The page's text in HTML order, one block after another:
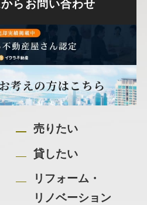
らお問い合わせ
売りたい
貸したい
リフォーム・
リノベーション